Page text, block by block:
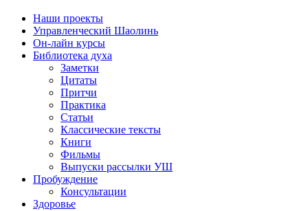
Наши проекты
Управленческий Шаолинь
Он-лайн курсы
Библиотека духа
Заметки
Цитаты
Притчи
Практика
Статьи
Классические тексты
Книги
Фильмы
Выпуски рассылки УШ
Пробуждение
Консультации
Здоровье